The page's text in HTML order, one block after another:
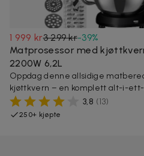
1 999 kr3 299 kr-39%
Matprosessor med
2200W 6,2L
Oppdag denne allsidige
kjøttkvern – en komplett alt-i-ett-
3,8 (13)
250+ kjøpte